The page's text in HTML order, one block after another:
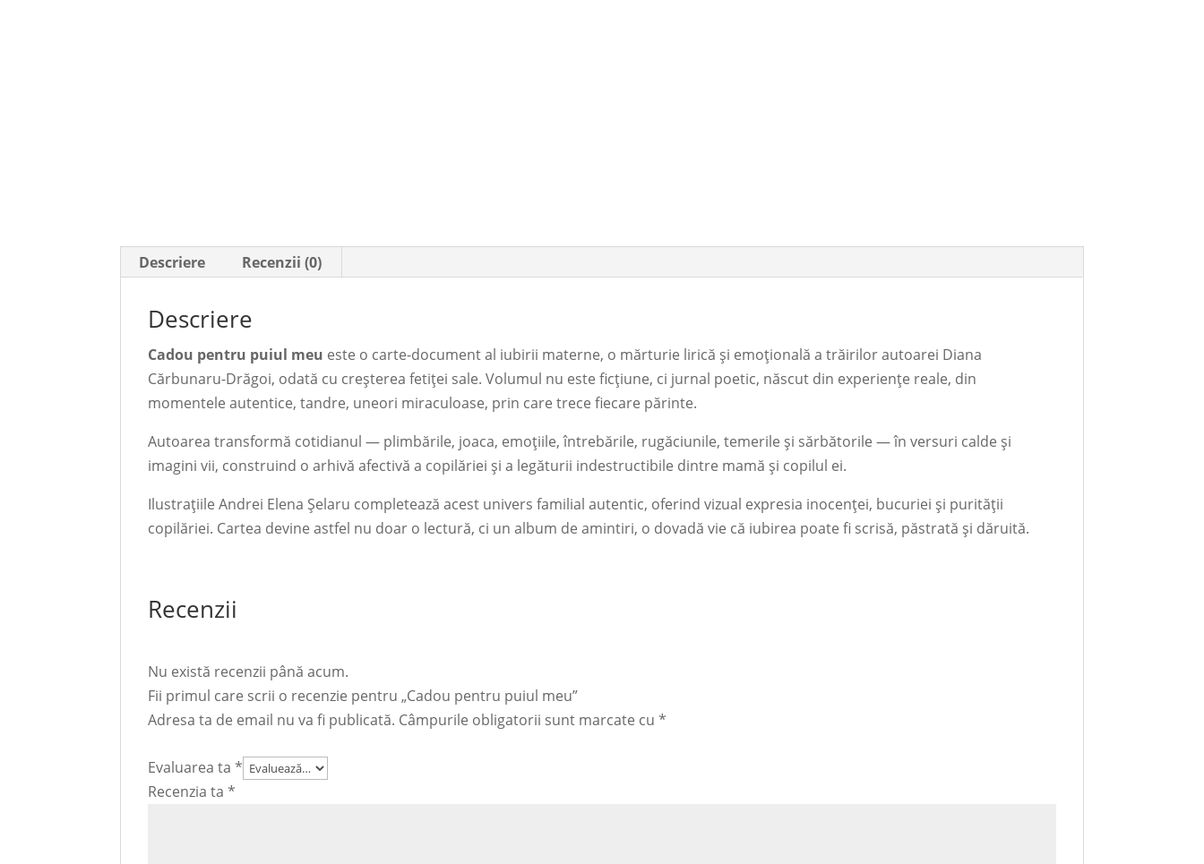
Descriere Recenzii (0)
Descriere
Cadou pentru puiul meu este o carte-document al iubirii materne, o mărturie lirică și emoțională a trăirilor autoarei Diana
Cărbunaru-Drăgoi, odată cu creșterea fetiței sale. Volumul nu este ficțiune, ci jurnal poetic, născut din experiențe reale, din
momentele autentice, tandre, uneori miraculoase, prin care trece fiecare părinte.
Autoarea transformă cotidianul — plimbările, joaca, emoțiile, întrebările, rugăciunile, temerile și sărbătorile — în versuri calde și
imagini vii, construind o arhivă afectivă a copilăriei și a legăturii indestructibile dintre mamă și copilul ei.
Ilustrațiile Andrei Elena Șelaru completează acest univers familial autentic, oferind vizual expresia inocenței, bucuriei și purității
copilăriei. Cartea devine astfel nu doar o lectură, ci un album de amintiri, o dovadă vie că iubirea poate fi scrisă, păstrată și dăruită.
Recenzii
Nu există recenzii până acum.
Fii primul care scrii o recenzie pentru „Cadou pentru puiul meu”
Adresa ta de email nu va fi publicată. Câmpurile obligatorii sunt marcate cu*
Evaluarea ta*
Recenzia ta*